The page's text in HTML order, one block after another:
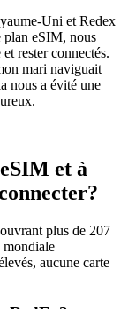
Uni et Redex
plan eSIM, nous
rester connectés.
mari naviguait
nous a évité une
et à
plus de 207
mondiale
aucune carte